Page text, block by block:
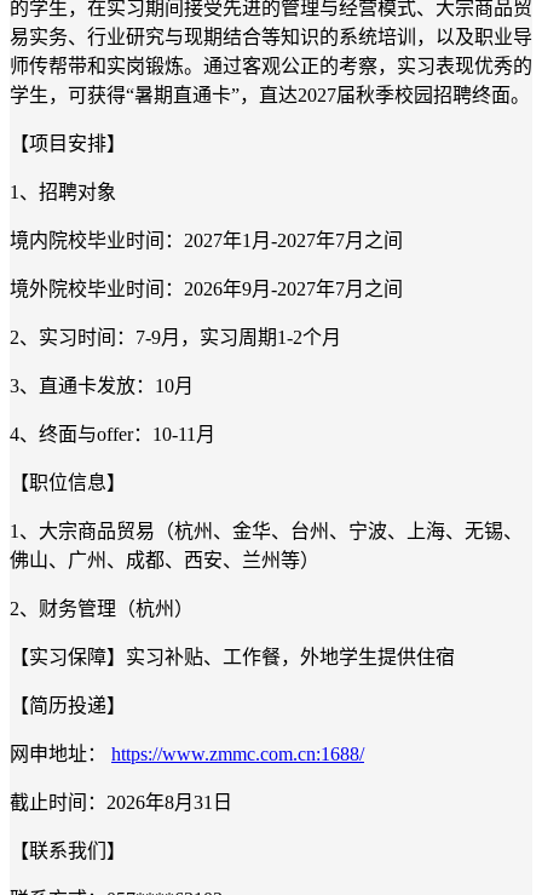
的学生，在实习期间接受先进的管理与经营模式、大宗商品贸
易实务、行业研究与现期结合等知识的系统培训，以及职业导
师传帮带和实岗锻炼。通过客观公正的考察，实习表现优秀的
学生，可获得“暑期直通卡”，直达2027届秋季校园招聘终面。
【项目安排】
1、招聘对象
境内院校毕业时间：2027年1月-2027年7月之间
境外院校毕业时间：2026年9月-2027年7月之间
2、实习时间：7-9月，实习周期1-2个月
3、直通卡发放：10月
4、终面与offer：10-11月
【职位信息】
1、大宗商品贸易（杭州、金华、台州、宁波、上海、无锡、
佛山、广州、成都、西安、兰州等）
2、财务管理（杭州）
【实习保障】实习补贴、工作餐，外地学生提供住宿
【简历投递】
网申地址： https://www.zmmc.com.cn:1688/
截止时间：2026年8月31日
【联系我们】